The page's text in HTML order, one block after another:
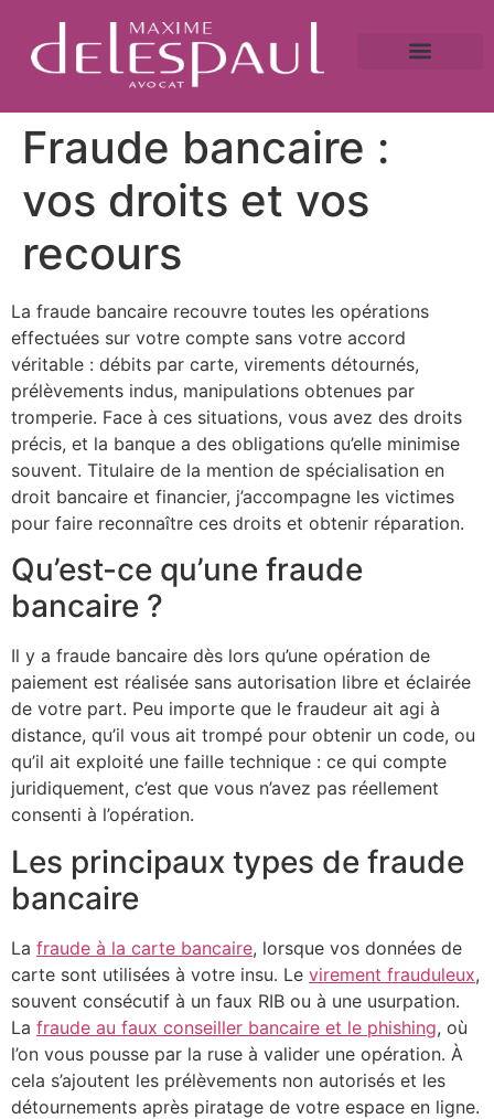
Fraude bancaire :
vos droits et vos
recours
La fraude bancaire recouvre toutes les opérations
effectuées sur votre compte sans votre accord
véritable : débits par carte, virements détournés,
prélèvements indus, manipulations obtenues par
tromperie. Face à ces situations, vous avez des droits
précis, et la banque a des obligations qu’elle minimise
souvent. Titulaire de la mention de spécialisation en
droit bancaire et financier, j’accompagne les victimes
pour faire reconnaître ces droits et obtenir réparation.
Qu’est-ce qu’une fraude
bancaire ?
Il y a fraude bancaire dès lors qu’une opération de
paiement est réalisée sans autorisation libre et éclairée
de votre part. Peu importe que le fraudeur ait agi à
distance, qu’il vous ait trompé pour obtenir un code, ou
qu’il ait exploité une faille technique : ce qui compte
juridiquement, c’est que vous n’avez pas réellement
consenti à l’opération.
Les principaux types de fraude
bancaire
La fraude à la carte bancaire, lorsque vos données de
carte sont utilisées à votre insu. Le virement frauduleux,
souvent consécutif à un faux RIB ou à une usurpation.
La fraude au faux conseiller bancaire et le phishing, où
l’on vous pousse par la ruse à valider une opération. À
cela s’ajoutent les prélèvements non autorisés et les
détournements après piratage de votre espace en ligne.